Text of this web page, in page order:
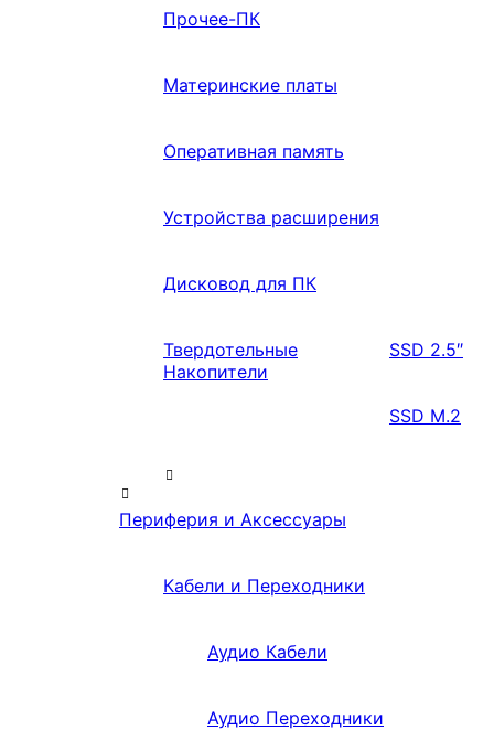
Прочее-ПК
Материнские платы
Оперативная память
Устройства расширения
Дисковод для ПК
Твердотельные
Накопители
SSD 2.5″
SSD M.2
Периферия и Аксессуары
Кабели и Переходники
Аудио Кабели
Аудио Переходники